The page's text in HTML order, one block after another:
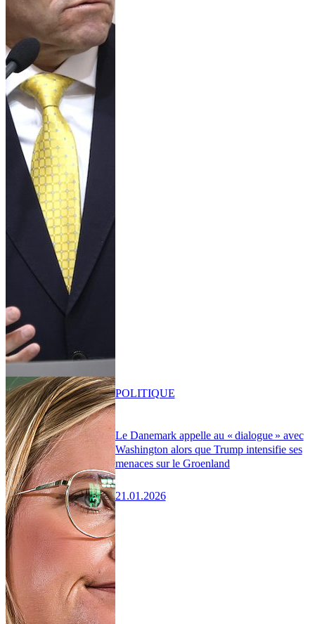
Le Danemark appelle au « dialogue » avec
Washington alors que Trump intensifie ses
menaces sur le Groenland
21.01.2026
POLITIQUE